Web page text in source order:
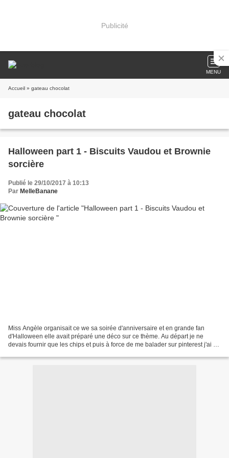
Publicité
MENU
Accueil » gateau chocolat
gateau chocolat
Halloween part 1 - Biscuits Vaudou et Brownie
sorcière
Publié le 29/10/2017 à 10:13
Par MelleBanane
Miss Angèle organisait ce we sa soirée d'anniversaire et en grande fan
d'Halloween elle avait préparé une déco sur ce thème. Au départ je ne
devais fournir que les chips et puis à force de me balader sur pinterest j'ai eu